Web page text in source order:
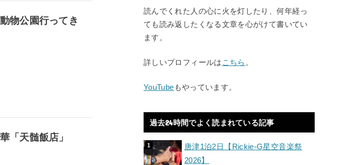
物公園行ってき
「天髄飯店」
読んでくれた人の心に火を灯したり、何年経っ
ても読み返したくなる文章を心がけて書いてい
ます。
詳しいプロフィールは こちら 。
YouTube もやっています。
過去24時間でよく読まれている記事
唐津1泊2日【Rickie-G星空音楽祭
2026】